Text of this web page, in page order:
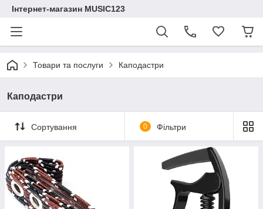
Інтернет-магазин MUSIC123
Товари та послуги Каподастри
Каподастри
Сортування 0 Фільтри